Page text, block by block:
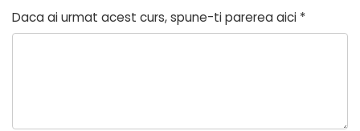
n
a
din
5
5
stele
stele
stele
Daca ai urmat acest curs, spune-ti parerea aici *